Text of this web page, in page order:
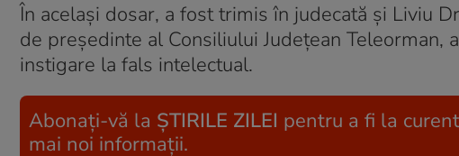
În același dosar, a fost trimis în judecată şi Liviu
de preşedinte al Consiliului Judeţean
instigare la fals intelectual.
Abonați-vă la ȘTIRILE ZILEI pentru a fi la
mai noi informații.